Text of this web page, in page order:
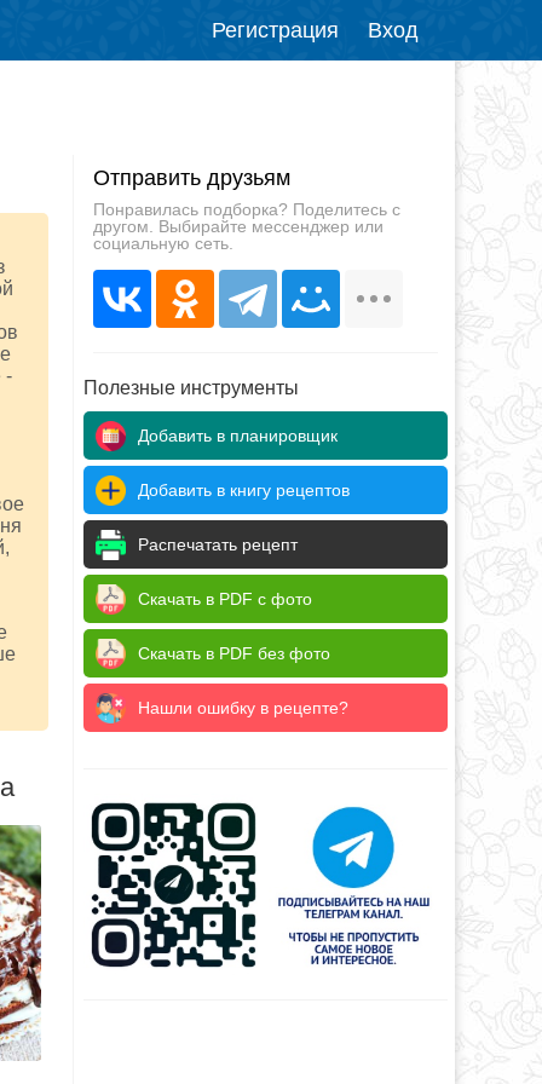
Регистрация Вход
-
Отправить друзьям
Понравилась подборка? Поделитесь с
другом. Выбирайте мессенджер или
социальную сеть.
Полезные инструменты
Добавить в планировщик
Добавить в книгу рецептов
Распечатать рецепт
Скачать в PDF с фото
Скачать в PDF без фото
Нашли ошибку в рецепте?